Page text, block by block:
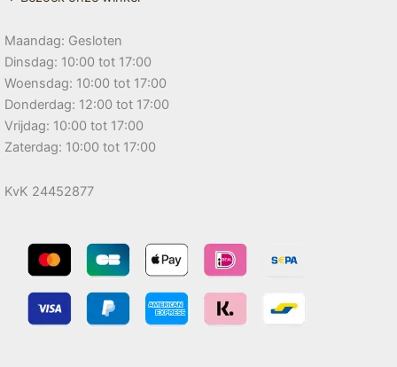
Maandag: Gesloten
Dinsdag: 10:00 tot 17:00
Woensdag: 10:00 tot 17:00
Donderdag: 12:00 tot 17:00
Vrijdag: 10:00 tot 17:00
Zaterdag: 10:00 tot 17:00
KvK 24452877